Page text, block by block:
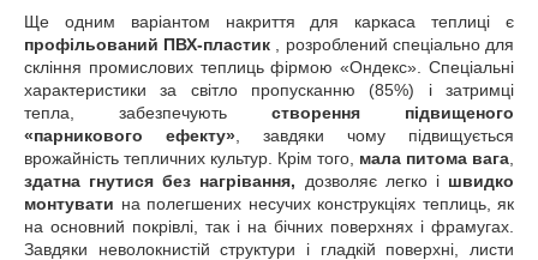
Ще одним варіантом накриття для каркаса теплиці є
профільований ПВХ-пластик , розроблений спеціально для
скління промислових теплиць фірмою «Ондекс». Спеціальні
характеристики за світло пропусканню (85%) і затримці
тепла, забезпечують створення підвищеного
«парникового ефекту» , завдяки чому підвищується
врожайність тепличних культур. Крім того, мала питома вага
здатна гнутися без нагрівання, дозволяє легко і швидко
монтувати на полегшених несучих конструкціях теплиць, як
на основний покрівлі, так і на бічних поверхнях і фрамугах.
Завдяки неволокнистій структури і гладкій поверхні, листи